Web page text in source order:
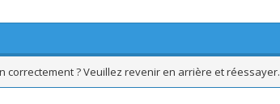
correctement ? Veuillez revenir en arrière et réessayer.